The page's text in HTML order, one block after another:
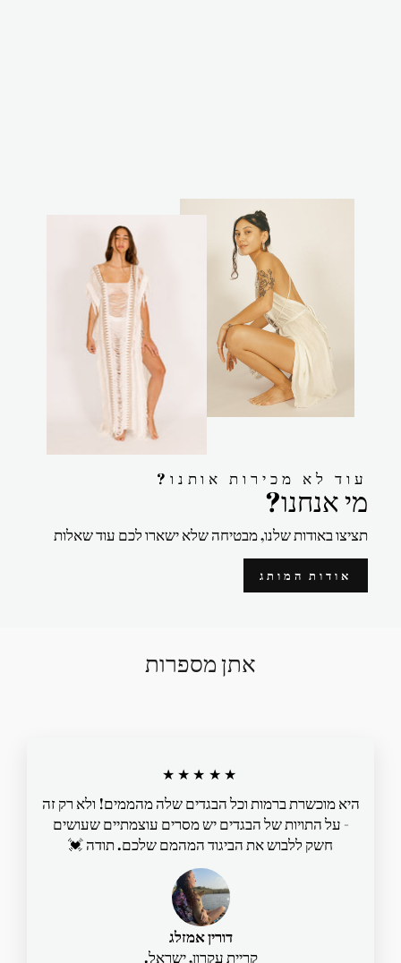
?עוד לא מכירות אותנו
?מי אנחנו
תציצו באודות שלנו, מבטיחה שלא ישארו לכם עוד שאלות
אודות המותג
אתן מספרות
★★★★★
היא מוכשרת ברמות וכל הבגדים שלה מהממים! ולא רק זה
- על התויות של הבגדים יש מסרים עוצמתיים שעושים
חשק ללבוש את הביגוד המהמם שלכם. תודה 💓
דורין אמזלג
קריית עקרון, ישראל.